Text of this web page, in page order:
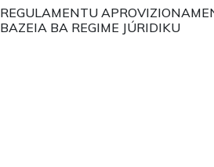
REGULAMENTU
BAZEIA BA REGIME JÚRIDIKU